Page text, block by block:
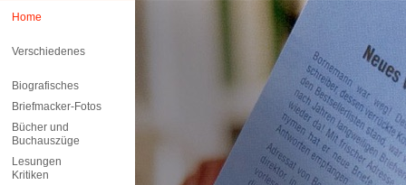
Home
Biografisches
Verschiedenes
Bücher und
Buchauszüge
Briefmacker-Fotos
Lesungen
Kritiken